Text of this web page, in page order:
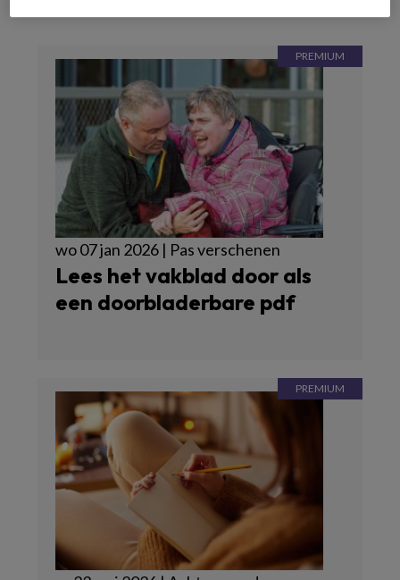
wo 07 jan 2026 | Pas verschenen
Lees het vakblad door als
een doorbladerbare pdf